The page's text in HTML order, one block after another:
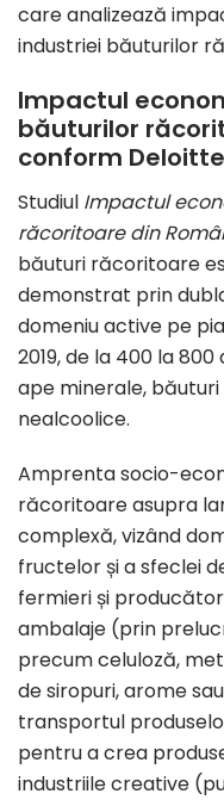
care analizează
industriei băuturilor
Impactul
băuturilor
conform Deloitte
Studiul Impactul
răcoritoare din
băuturi răcoritoare
demonstrat prin
domeniu active pe
2019, de la 400 la
ape minerale,
nealcoolice.
Amprenta socio-
răcoritoare asupra
complexă, vizând
fructelor și a sfeclei
fermieri și
ambalaje (prin
precum celuloză,
de siropuri, arome
transportul
pentru a crea
industriile creative